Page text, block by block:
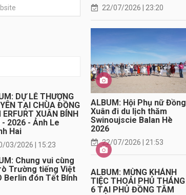
DỰ LỄ THƯỢNG
TẠI CHÙA ĐỒNG
XUÂN BÍNH
- 2026 - Ảnh Le
Hai
03/2026 | 15:23
Chung vui cùng
Trường tiếng Việt
Berlin đón Tết Bính
22/07/2026 | 23:20
ALBUM: Hội Phụ nữ Đồng
Xuân đi du lịch thăm
Swinoujscie Balan Hè
2026
22/07/2026 | 21:53
ALBUM: MỪNG KHÁNH
TIỆC THOẢI PHỦ THÁNG
6 TẠI PHỦ ĐỒNG TÂM